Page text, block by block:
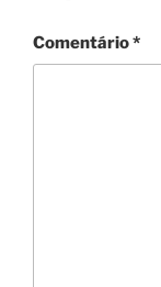
Comentário*